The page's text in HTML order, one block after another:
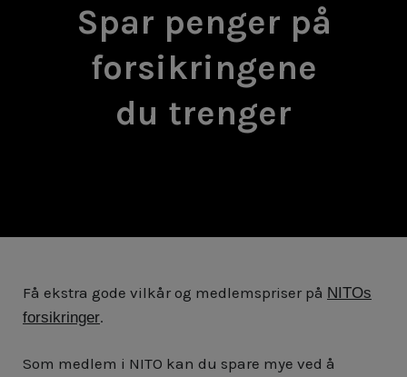
Spar penger på
forsikringene
du trenger
Få ekstra gode vilkår og medlemspriser på NITOs
forsikringer.
Som medlem i NITO kan du spare mye ved å